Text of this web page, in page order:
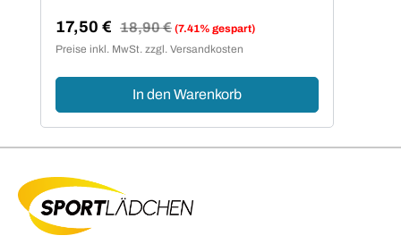
Verkaufspreis:
17,50 € Regulärer Preis:
18,90 € (7.41% gespart)
Preise inkl. MwSt. zzgl. Versandkosten
In den Warenkorb